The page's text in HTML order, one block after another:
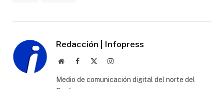
Redacción | Infopress
WebsiteFacebook Instagram
Medio de comunicación digital del norte del